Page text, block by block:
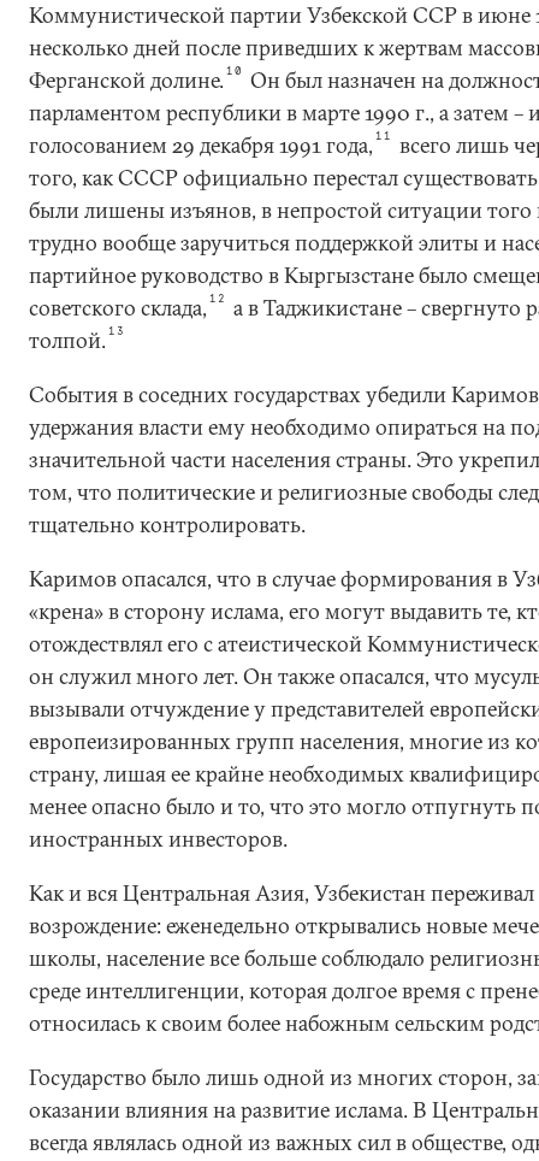
Коммунистической партии Узбекской ССР в июне
несколько дней после приведших к жертвам
Ферганской долине.10
Он был назначен на
парламентом республики в марте 1990 г., а затем –
голосованием 29 декабря 1991 года, 11
всего лишь
того, как СССР официально перестал
были лишены изъянов, в непростой ситуации
трудно вообще заручиться поддержкой элиты и
партийное руководство в Кыргызстане было
советского склада, 12
а в Таджикистане – свергнуто
толпой.13
События в соседних государствах убедили
удержания власти ему необходимо опираться на
значительной части населения страны. Это
том, что политические и религиозные свободы
тщательно контролировать.
Каримов опасался, что в случае формирования в
«крена» в сторону ислама, его могут выдавить те,
отождествлял его с атеистической
он служил много лет. Он также опасался, что
вызывали отчуждение у представителей
европеизированных групп населения, многие из
страну, лишая ее крайне необходимых
менее опасно было и то, что это могло отпугнуть
иностранных инвесторов.
Как и вся Центральная Азия, Узбекистан
возрождение: еженедельно открывались новые
школы, население все больше соблюдало
среде интеллигенции, которая долгое время с
относилась к своим более набожным сельским
Государство было лишь одной из многих сторон,
оказании влияния на развитие ислама. В
всегда являлась одной из важных сил в обществе,